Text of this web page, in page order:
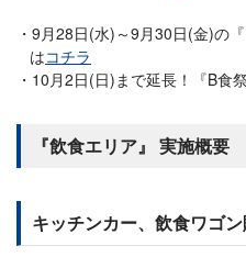
9月28日(水)～9月30日(金)の
はコチラ
10月2日(日)まで延長！『B食
『飲食エリア』 実施概要
キッチンカー、飲食ワゴ